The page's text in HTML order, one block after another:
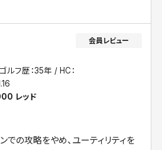
ゴルフ歴：35年
HC：
レッド
での攻略をやめ、ユーティリティを